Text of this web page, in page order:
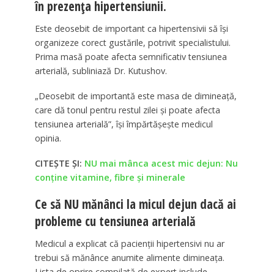
în prezența hipertensiunii.
Este deosebit de important ca hipertensivii să își
organizeze corect gustările, potrivit specialistului.
Prima masă poate afecta semnificativ tensiunea
arterială, subliniază Dr. Kutushov.
„Deosebit de importantă este masa de dimineață,
care dă tonul pentru restul zilei și poate afecta
tensiunea arterială”, își împărtășește medicul
opinia.
CITEȘTE ȘI: NU mai mânca acest mic dejun: Nu
conține vitamine, fibre și minerale
Ce să NU mănânci la micul dejun dacă ai
probleme cu tensiunea arterială
Medicul a explicat că pacienții hipertensivi nu ar
trebui să mănânce anumite alimente dimineața.